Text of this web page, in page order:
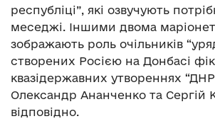
республіці”, які озвучують
меседжі. Іншими двома
зображають роль очільників
створених Росією на Донбасі
квазідержавних утвореннях
Олександр Ананченко та Сергій
відповідно.